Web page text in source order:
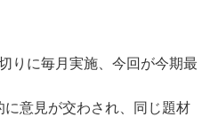
りに毎月実施、今回が今期最
意見が交わされ、同じ題材